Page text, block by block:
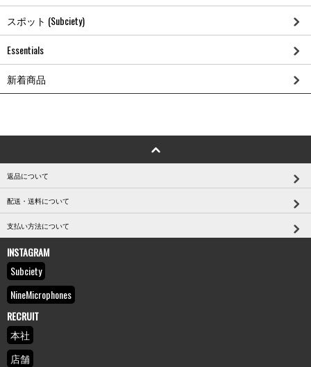
スポット (Subciety)
Essentials
新着商品
返品について
配送・送料について
支払い方法について
INSTAGRAM
Subciety
NineMicrophones
RECRUIT
本社
店舗